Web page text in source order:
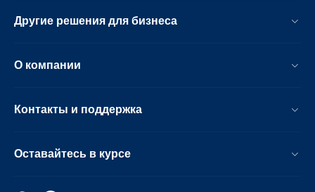
Другие решения для бизнеса
О компании
Контакты и поддержка
Оставайтесь в курсе